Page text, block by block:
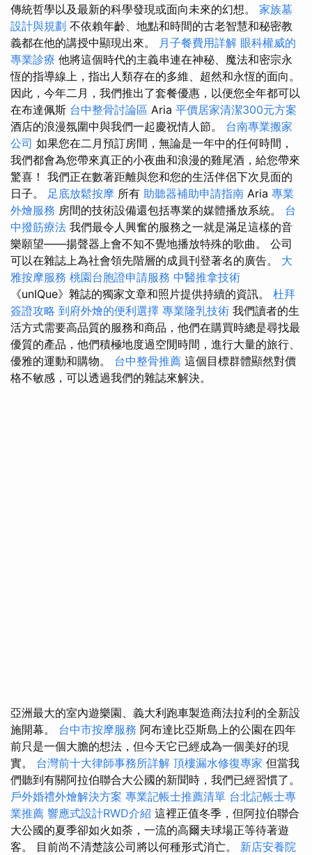
傳統哲學以及最新的科學發現或面向未來的幻想。 家族墓
設計與規劃 不依賴年齡、地點和時間的古老智慧和秘密教
義都在他的講授中顯現出來。
月子餐費用詳解 眼科權威的
專業診療 他將這個時代的主義串連在神秘、魔法和密宗永
恆的指導線上，指出人類存在的多維、超然和永恆的面向。
因此，今年二月，我們推出了套餐優惠，以便您全年都可以
在布達佩斯 台中整骨討論區 Aria 平價居家清潔300元方案
酒店的浪漫氛圍中與我們一起慶祝情人節。 台南專業搬家
公司 如果您在二月預訂房間，無論是一年中的任何時間，
我們都會為您帶來真正的小夜曲和浪漫的雞尾酒，給您帶來
驚喜！ 我們正在數著距離與您和您的生活伴侶下次見面的
日子。 足底放鬆按摩 所有 助聽器補助申請指南 Aria 專業
外燴服務 房間的技術設備還包括專業的媒體播放系統。 台
中撥筋療法 我們最令人興奮的服務之一就是滿足這樣的音
樂願望——揚聲器上會不知不覺地播放特殊的歌曲。 公司
可以在雜誌上為社會領先階層的成員刊登著名的廣告。 大
雅按摩服務 桃園台胞證申請服務 中醫推拿技術
《unIQue》雜誌的獨家文章和照片提供持續的資訊。 杜拜
簽證攻略 到府外燴的便利選擇 專業隆乳技術 我們讀者的生
活方式需要高品質的服務和商品，他們在購買時總是尋找最
優質的產品，他們積極地度過空閒時間，進行大量的旅行、
優雅的運動和購物。 台中整骨推薦 這個目標群體顯然對價
格不敏感，可以透過我們的雜誌來解決。
亞洲最大的室內遊樂園、義大利跑車製造商法拉利的全新設
施開幕。 台中市按摩服務 阿布達比亞斯島上的公園在四年
前只是一個大膽的想法，但今天它已經成為一個美好的現
實。 台灣前十大律師事務所詳解 頂樓漏水修復專家 但當我
們聽到有關阿拉伯聯合大公國的新聞時，我們已經習慣了。
戶外婚禮外燴解決方案 專業記帳士推薦清單 台北記帳士專
業推薦 響應式設計RWD介紹 這裡正值冬季，但阿拉伯聯合
大公國的夏季卻如火如荼，一流的高爾夫球場正等待著遊
客。 目前尚不清楚該公司將以何種形式消亡。 新店安養院